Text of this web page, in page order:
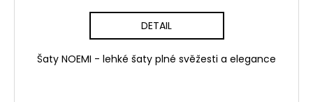
DETAIL
Šaty NOEMI - lehké šaty plné svěžesti a elegance